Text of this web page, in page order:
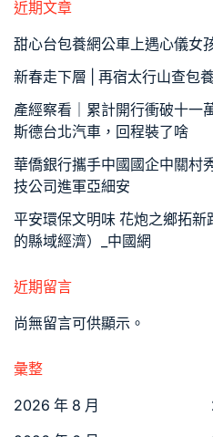
近期文章
甜心台包養網公車上遇心儀女
新春走下層 | 再宿太行山查包
產經察看｜累計開行衝破十
斯德台北汽車，回程裝了啥
華僑銀行攜手中國國企中關村
技公司進軍亞細安
平安環保文明味 花炮之鄉拓
的縣域經濟）_中國網
近期留言
尚無留言可供顯示。
彙整
2026 年 8 月